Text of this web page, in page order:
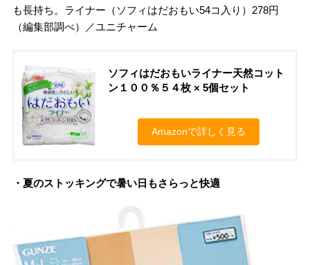
も長持ち。ライナー（ソフィはだおもい54コ入り）278円
（編集部調べ）／ユニチャーム
ソフィはだおもいライナー天然コット
ン１００％５４枚 × 5個セット
Amazonで詳しく見る
・夏のストッキングで暑い日もさらっと快適